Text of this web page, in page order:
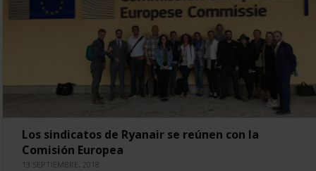
Los sindicatos de Ryanair se reúnen con la
Comisión Europea
13 SEPTIEMBRE, 2018